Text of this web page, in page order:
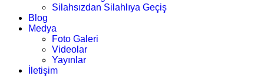
Silahsızdan Silahlıya Geçiş
Blog
Medya
Foto Galeri
Videolar
Yayınlar
İletişim